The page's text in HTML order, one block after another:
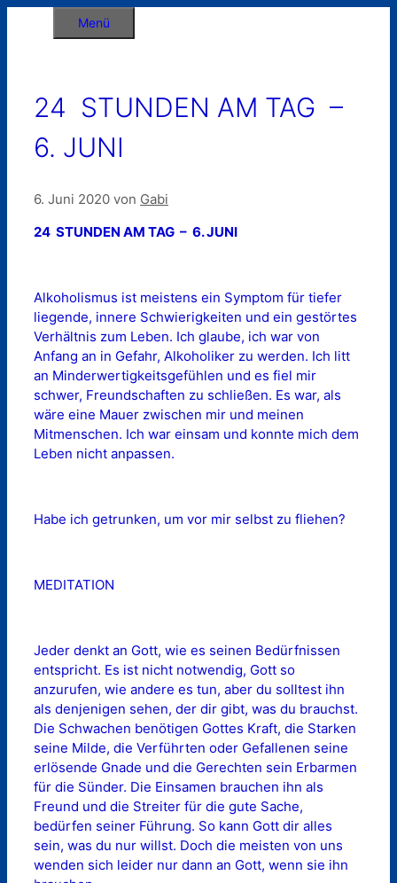
Menü
24 STUNDEN AM TAG –
6. JUNI
6. Juni 2020 von Gabi
24 STUNDEN AM TAG – 6. JUNI
Alkoholismus ist meistens ein Symptom für tiefer
liegende, innere Schwierigkeiten und ein gestörtes
Verhältnis zum Leben. Ich glaube, ich war von
Anfang an in Gefahr, Alkoholiker zu werden. Ich litt
an Minderwertigkeitsgefühlen und es fiel mir
schwer, Freundschaften zu schließen. Es war, als
wäre eine Mauer zwischen mir und meinen
Mitmenschen. Ich war einsam und konnte mich dem
Leben nicht anpassen.
Habe ich getrunken, um vor mir selbst zu fliehen?
MEDITATION
Jeder denkt an Gott, wie es seinen Bedürfnissen
entspricht. Es ist nicht notwendig, Gott so
anzurufen, wie andere es tun, aber du solltest ihn
als denjenigen sehen, der dir gibt, was du brauchst.
Die Schwachen benötigen Gottes Kraft, die Starken
seine Milde, die Verführten oder Gefallenen seine
erlösende Gnade und die Gerechten sein Erbarmen
für die Sünder. Die Einsamen brauchen ihn als
Freund und die Streiter für die gute Sache,
bedürfen seiner Führung. So kann Gott dir alles
sein, was du nur willst. Doch die meisten von uns
wenden sich leider nur dann an Gott, wenn sie ihn